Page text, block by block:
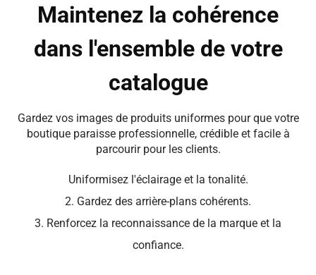
Maintenez la cohérence
dans l'ensemble de votre
catalogue
Gardez vos images de produits uniformes pour que votre
boutique paraisse professionnelle, crédible et facile à
parcourir pour les clients.
Uniformisez l'éclairage et la tonalité.
2. Gardez des arrière-plans cohérents.
3. Renforcez la reconnaissance de la marque et la
confiance.